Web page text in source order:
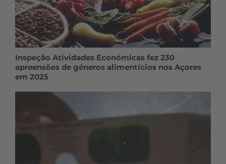
Inspeção Atividades Económicas fez 230
apreensões de géneros alimentícios nos Açores
em 2025